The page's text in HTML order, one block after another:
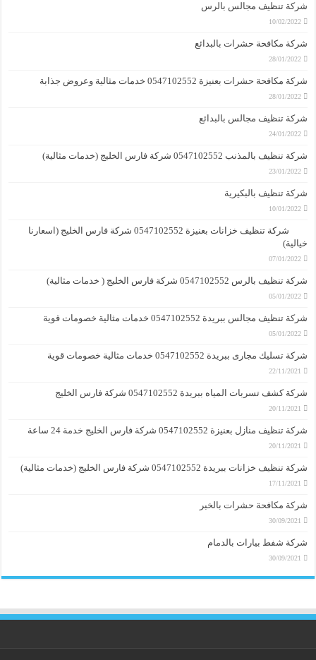
شركة تنظيف مجالس بالرس
10/02/2022
شركة مكافحة حشرات بالبدائع
28/01/2022
شركة مكافحة حشرات بعنيزة 0547102552 خدمات مثالية وعروض جذابة
28/01/2022
شركة تنظيف مجالس بالبدائع
24/01/2022
شركة تنظيف بالمذنب 0547102552 شركة فارس الخليج (خدمات مثالية)
23/01/2022
شركة تنظيف بالبكيرية
10/01/2022
شركة تنظيف خزانات بعنيزة 0547102552 شركة فارس الخليج (اسعارنا
خيالية)
07/01/2022
شركة تنظيف بالرس 0547102552 شركة فارس الخليج ( خدمات مثالية)
05/01/2022
شركة تنظيف مجالس ببريدة 0547102552 خدمات مثالية خصومات قوية
05/01/2022
شركة تسليك مجارى ببريدة 0547102552 خدمات مثالية خصومات قوية
22/11/2021
شركة كشف تسربات المياه ببريدة 0547102552 شركة فارس الخليج
20/11/2021
شركة تنظيف منازل بعنيزة 0547102552 شركة فارس الخليج خدمة 24 ساعة
20/11/2021
شركة تنظيف خزانات ببريدة 0547102552 شركة فارس الخليج (خدمات مثالية)
17/11/2021
شركة مكافحة حشرات بالخبر
30/09/2021
شركة شفط بيارات بالدمام
30/09/2021